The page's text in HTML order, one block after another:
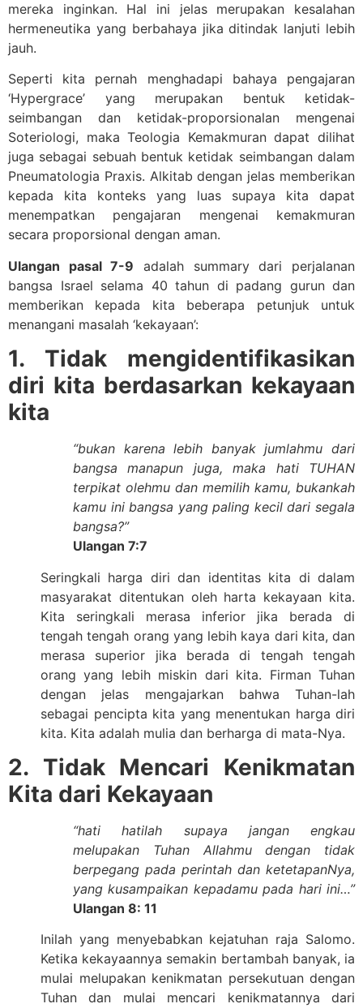
mereka inginkan. Hal ini jelas merupakan kesalahan
hermeneutika yang berbahaya jika ditindak lanjuti lebih
jauh.
Seperti kita pernah menghadapi bahaya pengajaran
‘Hypergrace’ yang merupakan bentuk ketidak-
seimbangan dan ketidak-proporsionalan mengenai
Soteriologi, maka Teologia Kemakmuran dapat dilihat
juga sebagai sebuah bentuk ketidak seimbangan dalam
Pneumatologia Praxis. Alkitab dengan jelas memberikan
kepada kita konteks yang luas supaya kita dapat
menempatkan pengajaran mengenai kemakmuran
secara proporsional dengan aman.
Ulangan pasal 7-9 adalah summary dari perjalanan
bangsa Israel selama 40 tahun di padang gurun dan
memberikan kepada kita beberapa petunjuk untuk
menangani masalah ‘kekayaan’:
1. Tidak mengidentifikasikan
diri kita berdasarkan kekayaan
kita
“bukan karena lebih banyak jumlahmu dari
bangsa manapun juga, maka hati TUHAN
terpikat olehmu dan memilih kamu, bukankah
kamu ini bangsa yang paling kecil dari segala
bangsa?”
Ulangan 7:7
Seringkali harga diri dan identitas kita di dalam
masyarakat ditentukan oleh harta kekayaan kita.
Kita seringkali merasa inferior jika berada di
tengah tengah orang yang lebih kaya dari kita, dan
merasa superior jika berada di tengah tengah
orang yang lebih miskin dari kita. Firman Tuhan
dengan jelas mengajarkan bahwa Tuhan-lah
sebagai pencipta kita yang menentukan harga diri
kita. Kita adalah mulia dan berharga di mata-Nya.
2. Tidak Mencari Kenikmatan
Kita dari Kekayaan
“hati hatilah supaya jangan engkau
melupakan Tuhan Allahmu dengan tidak
berpegang pada perintah dan ketetapanNya,
yang kusampaikan kepadamu pada hari ini…”
Ulangan 8: 11
Inilah yang menyebabkan kejatuhan raja Salomo.
Ketika kekayaannya semakin bertambah banyak, ia
mulai melupakan kenikmatan persekutuan dengan
Tuhan dan mulai mencari kenikmatannya dari